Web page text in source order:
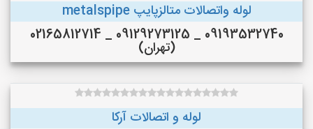
لوله واتصالات متالزپایپ metalspipe
09193532740 _ 09129273125 _ 02165812714
(تهران)
لوله و اتصالات آرکا